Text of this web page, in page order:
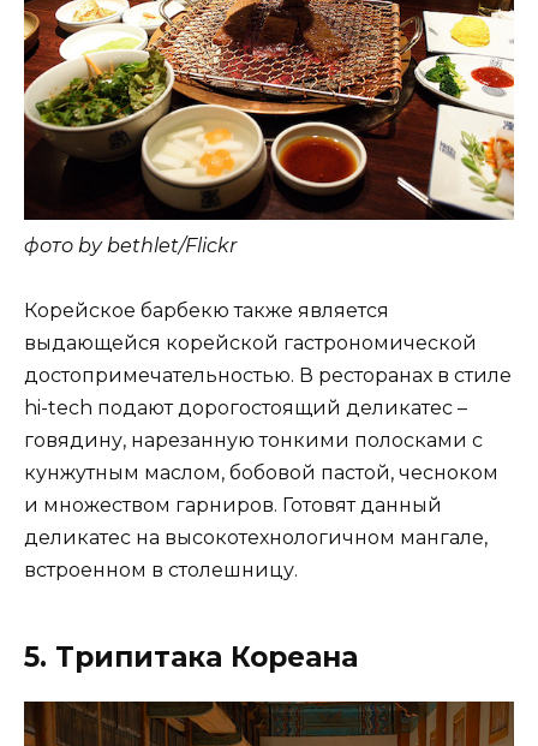
фото by bethlet/Flickr
Корейское барбекю также является
выдающейся корейской гастрономической
достопримечательностью. В ресторанах в стиле
hi-tech подают дорогостоящий деликатес –
говядину, нарезанную тонкими полосками с
кунжутным маслом, бобовой пастой, чесноком
и множеством гарниров. Готовят данный
деликатес на высокотехнологичном мангале,
встроенном в столешницу.
5. Трипитака Кореана